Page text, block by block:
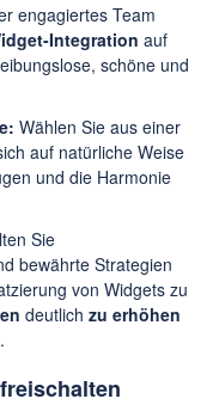
engagiertes Team
Integration auf
schöne und
Wählen Sie aus einer
auf natürliche Weise
und die Harmonie
Sie
bewährte Strategien
von Widgets zu
deutlich zu erhöhen